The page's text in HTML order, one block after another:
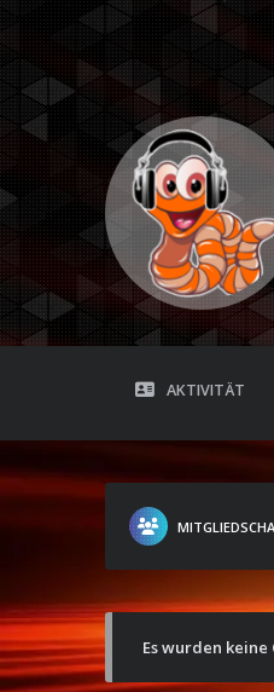
AKTIVITÄT
Es wurden